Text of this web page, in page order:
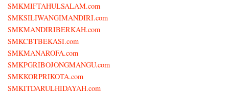
SMKMIFTAHULSALAM.com
SMKSILIWANGIMANDIRI.com
SMKMANDIRIBERKAH.com
SMKCBTBEKASI.com
SMKMANAROFA.com
SMKPGRIBOJONGMANGU.com
SMKKORPRIKOTA.com
SMKITDARULHIDAYAH.com